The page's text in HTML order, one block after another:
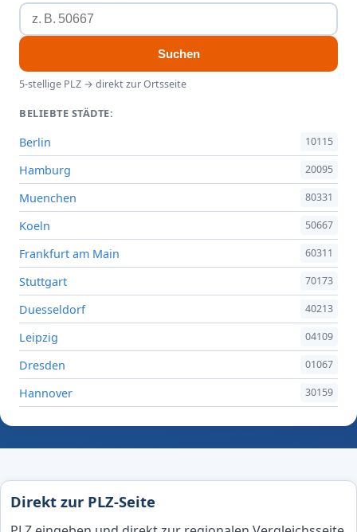
Suchen
5-stellige PLZ → direkt zur Ortsseite
BELIEBTE STÄDTE:
Berlin 10115
Hamburg 20095
Muenchen 80331
Koeln 50667
Frankfurt am Main 60311
Stuttgart 70173
Duesseldorf 40213
Leipzig 04109
Dresden 01067
Hannover 30159
Direkt zur PLZ-Seite